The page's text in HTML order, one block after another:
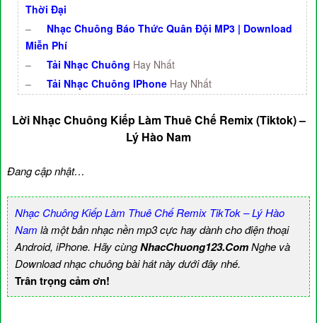
Thời Đại
–
Nhạc Chuông Báo Thức Quân Đội MP3 | Download
Miễn Phí
–
Tải Nhạc Chuông Hay Nhất
–
Tải Nhạc Chuông IPhone Hay Nhất
Lời Nhạc Chuông Kiếp Làm Thuê Chế Remix (Tiktok) –
Lý Hào Nam
Đang cập nhật…
Nhạc Chuông Kiếp Làm Thuê Chế Remix TikTok – Lý Hào
Nam là một bản nhạc nền mp3 cực hay dành cho điện thoại
Android, iPhone. Hãy cùngNhacChuong123.ComNghe và
Download nhạc chuông bài hát này dưới đây nhé.
Trân trọng cảm ơn!